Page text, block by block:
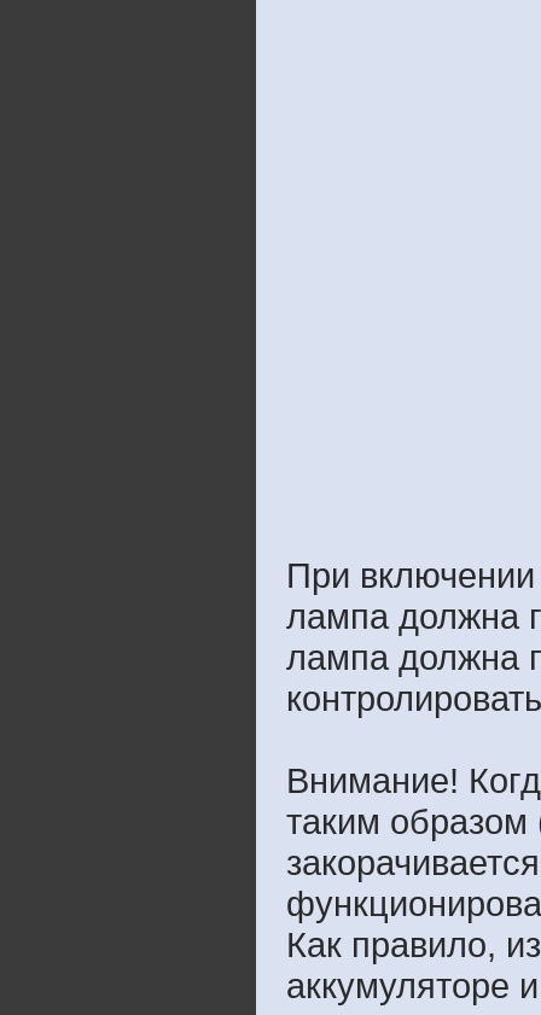
При
лампа должна
лампа должна
Внимание!
таким образом
Как правило,
аккумуляторе